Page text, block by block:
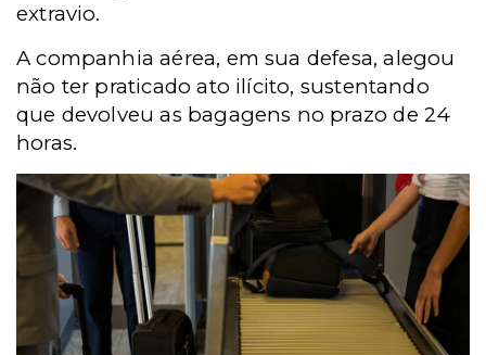
extravio.
A companhia aérea, em sua defesa, alegou
não ter praticado ato ilícito, sustentando
que devolveu as bagagens no prazo de 24
horas.